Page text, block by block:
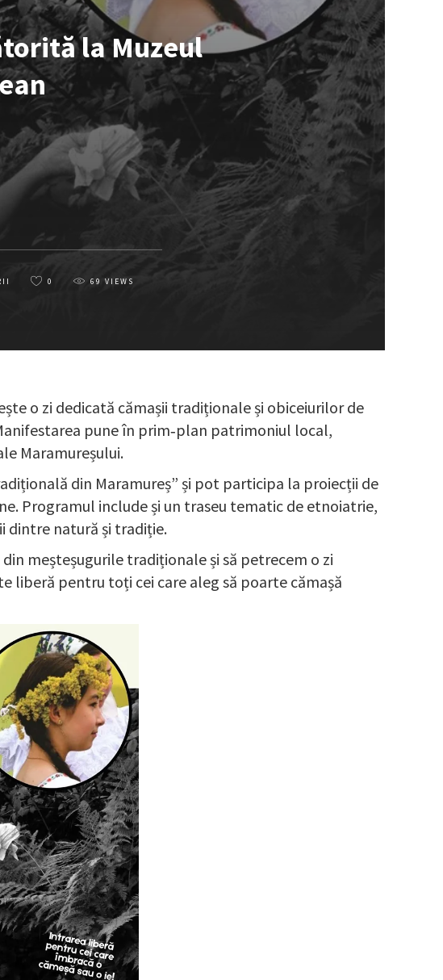
la Muzeul
0 69 VIEWS
o zi dedicată cămașii tradiționale și obiceiurilor de
pune în prim‑plan patrimoniul local,
Maramureșului.
din Maramureș” și pot participa la proiecții de
Programul include și un traseu tematic de etnoiatrie,
dintre natură și tradiție.
meșteșugurile tradiționale și să petrecem o zi
liberă pentru toți cei care aleg să poarte cămașă